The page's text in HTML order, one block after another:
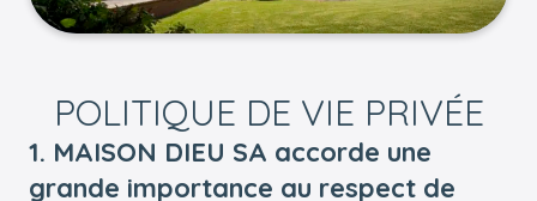
POLITIQUE DE VIE PRIVÉE
1. MAISON DIEU SA accorde une
grande importance au respect de